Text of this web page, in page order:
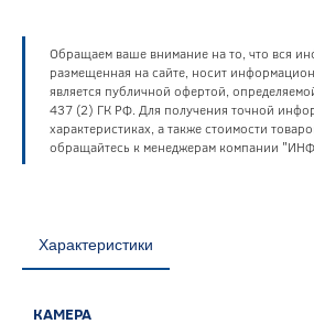
Обращаем ваше внимание на то, что вся
размещенная на сайте, носит
является публичной офертой,
437 (2) ГК РФ. Для получения точной
характеристиках, а также стоимости
обращайтесь к менеджерам компании
Характеристики
КАМЕРА